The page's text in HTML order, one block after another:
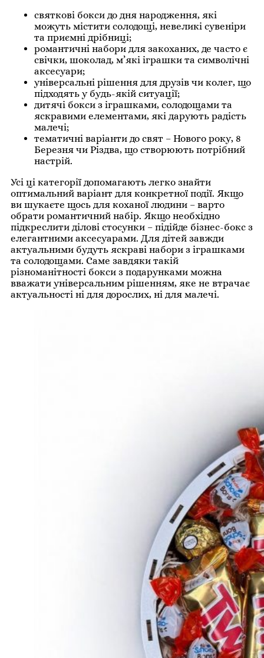
святкові бокси до дня народження, які
можуть містити солодощі, невеликі сувеніри
та приємні дрібниці;
романтичні набори для закоханих, де часто є
свічки, шоколад, м’які іграшки та символічні
аксесуари;
універсальні рішення для друзів чи колег, що
підходять у будь-якій ситуації;
дитячі бокси з іграшками, солодощами та
яскравими елементами, які дарують радість
малечі;
тематичні варіанти до свят – Нового року, 8
Березня чи Різдва, що створюють потрібний
настрій.
Усі ці категорії допомагають легко знайти
оптимальний варіант для конкретної події. Якщо
ви шукаєте щось для коханої людини – варто
обрати романтичний набір. Якщо необхідно
підкреслити ділові стосунки – підійде бізнес-бокс з
елегантними аксесуарами. Для дітей завжди
актуальними будуть яскраві набори з іграшками
та солодощами. Саме завдяки такій
різноманітності бокси з подарунками можна
вважати універсальним рішенням, яке не втрачає
актуальності ні для дорослих, ні для малечі.